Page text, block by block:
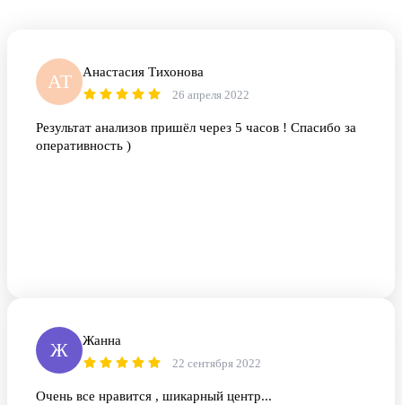
АТ Анастасия Тихонова
26 апреля 2022
Результат анализов пришёл через 5 часов ! Спасибо за
оперативность )
Ж Жанна
22 сентября 2022
Очень все нравится , шикарный центр...